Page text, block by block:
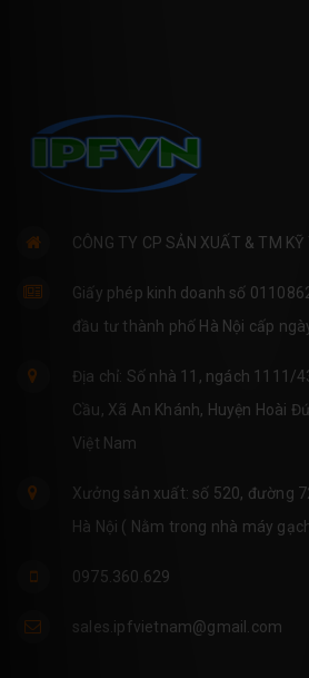
CÔNG TY CP SẢN XUẤT & TM
Giấy phép kinh doanh số
đầu tư thành phố Hà Nội cấp
Địa chỉ: Số nhà 11, ngách 1111/
Cầu, Xã An Khánh, Huyện Hoài
Việt Nam
Xưởng sản xuất: số 520, đường
Hà Nội ( Nằm trong nhà máy
0975.360.629
sales.ipfvietnam@gmail.com